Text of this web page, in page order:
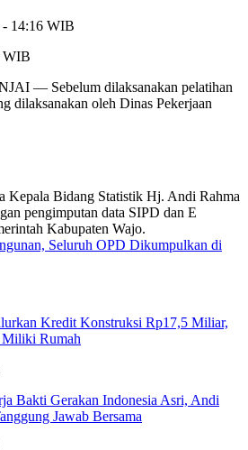
- 14:16 WIB
WIB
— Sebelum dilaksanakan pelatihan
dilaksanakan oleh Dinas Pekerjaan
Seluruh OPD Dikumpulkan di
Kredit Konstruksi Rp17,5 Miliar,
Miliki Rumah
Bakti Gerakan Indonesia Asri, Andi
Jawab Bersama